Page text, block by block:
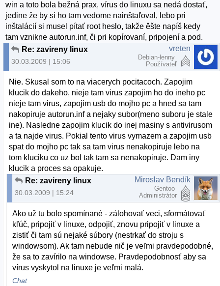
win a toto bola bežná prax, vírus do linuxu sa nedá dostať,
jedine že by si ho tam vedome nainštaľoval, lebo pri
inštalácií si musel pítať root heslo, takže ěšte napíš kedy
tam vznikne autorun.inf, či pri kopírovaní, pripojení a pod.
Re: zavireny linux
30.03.2009 | 15:06
vreten
Debian-lenny
Používateľ
Nie. Skusal som to na viacerych pocitacoch. Zapojim
klucik do dakeho, nieje tam virus zapojim ho do ineho pc
nieje tam virus, zapojim usb do mojho pc a hned sa tam
nakopiruje autorun.inf a nejaky subor(meno suboru je stale
ine). Nasledne zapojim klucik do inej masiny s antivirusom
a ta najde virus. Pokial tento virus vymazem a zapojim usb
spat do mojho pc tak sa tam virus nenakopiruje lebo na
tom kluciku co uz bol tak tam sa nenakopiruje. Dam iny
klucik a proces sa opakuje.
Re: zavireny linux
30.03.2009 | 15:24
Miroslav Bendík
Gentoo
Administrátor
Ako už tu bolo spomínané - zálohovať veci, sformátovať
kľúč, pripojiť v linuxe, odpojiť, znovu pripojiť v linuxe a
zistiť či tam sú nejaké súbory (nestrkať do stroju s
windowsom). Ak tam nebude nič je veľmi pravdepodobné,
že sa to zavírilo na windowse. Pravdepodobnosť aby sa
vírus vyskytol na linuxe je veľmi malá.
Chat